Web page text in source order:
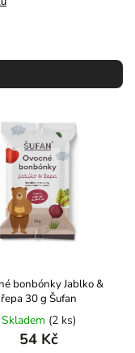
bonbónky Jablko &
řepa 30 g Šufan
Skladem (2 ks)
54 Kč